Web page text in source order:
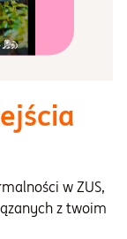
w ZUS,
z twoim